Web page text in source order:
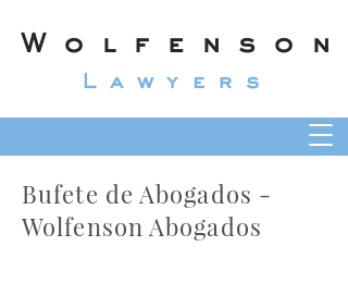
Wolfenson
Lawyers
Bufete de Abogados -
Wolfenson Abogados